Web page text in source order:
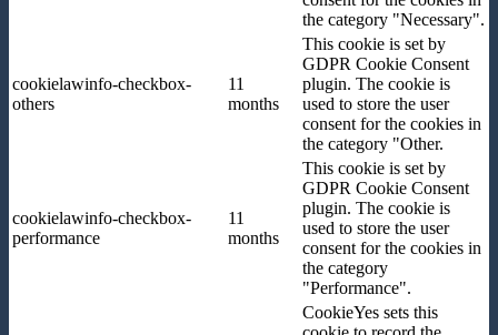
the category "Necessary".
cookielawinfo-checkbox-
others
11
months
This cookie is set by
GDPR Cookie Consent
plugin. The cookie is
used to store the user
consent for the cookies in
the category "Other.
cookielawinfo-checkbox-
performance
11
months
This cookie is set by
GDPR Cookie Consent
plugin. The cookie is
used to store the user
consent for the cookies in
the category
"Performance".
CookieYes sets this